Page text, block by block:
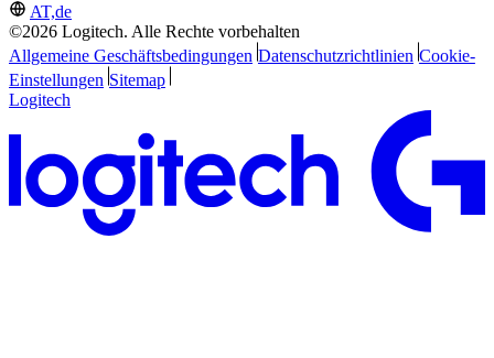
AT,de
©2026 Logitech. Alle Rechte vorbehalten
Allgemeine Geschäftsbedingungen Datenschutzrichtlinien Cookie-
Einstellungen Sitemap
Logitech